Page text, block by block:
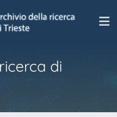
di